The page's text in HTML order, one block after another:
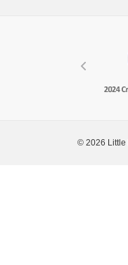
© 2026 Little